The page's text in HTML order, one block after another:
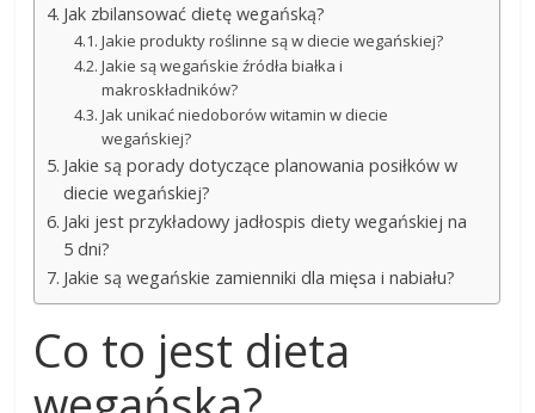
Jak zbilansować dietę wegańską?
Jakie produkty roślinne są w diecie wegańskiej?
Jakie są wegańskie źródła białka i
makroskładników?
Jak unikać niedoborów witamin w diecie
wegańskiej?
Jakie są porady dotyczące planowania posiłków w
diecie wegańskiej?
Jaki jest przykładowy jadłospis diety wegańskiej na
5 dni?
Jakie są wegańskie zamienniki dla mięsa i nabiału?
Co to jest dieta